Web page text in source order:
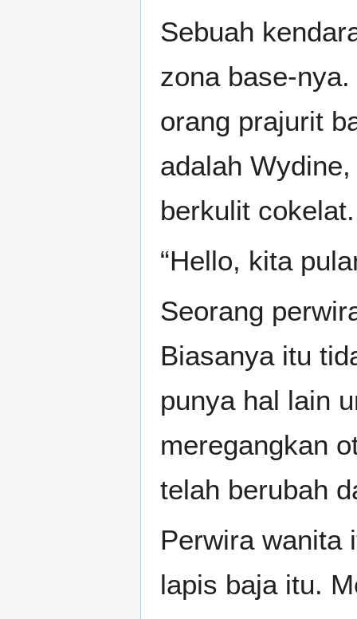
Sebuah
zona base-
orang prajurit
adalah
berkulit cokelat.
“Hello, kita
Seorang
Biasanya itu
punya hal lain
meregangkan
telah berubah
Perwira wanita
lapis baja itu.